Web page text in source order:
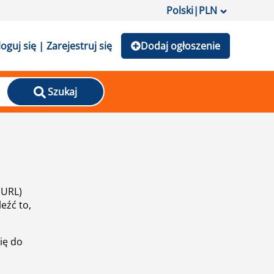
Polski|PLN
się | Zarejestruj się Dodaj ogłoszenie
Szukaj
to,
do